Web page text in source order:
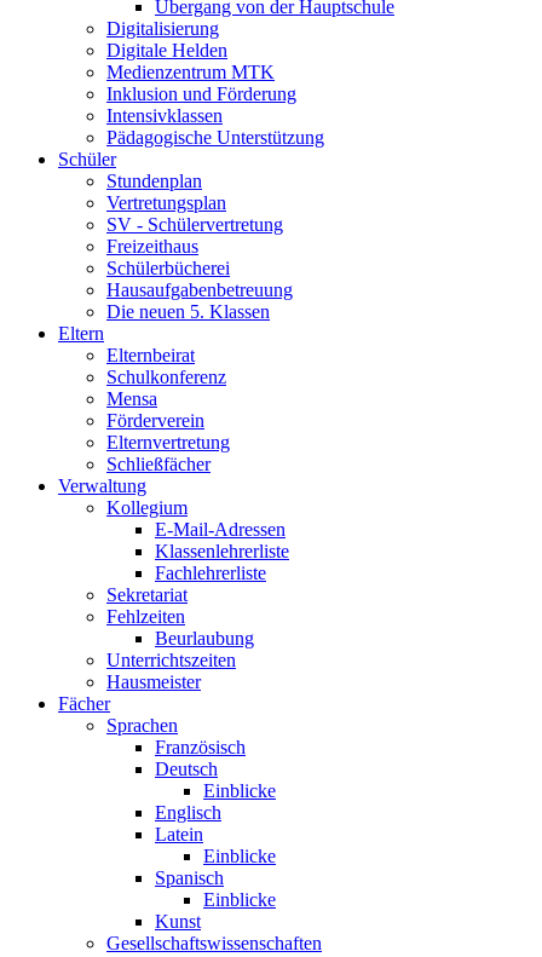
Übergang von der Hauptschule
Digitalisierung
Digitale Helden
Medienzentrum MTK
Inklusion und Förderung
Intensivklassen
Pädagogische Unterstützung
Schüler
Stundenplan
Vertretungsplan
SV - Schülervertretung
Freizeithaus
Schülerbücherei
Hausaufgabenbetreuung
Die neuen 5. Klassen
Eltern
Elternbeirat
Schulkonferenz
Mensa
Förderverein
Elternvertretung
Schließfächer
Verwaltung
Kollegium
E-Mail-Adressen
Klassenlehrerliste
Fachlehrerliste
Sekretariat
Fehlzeiten
Beurlaubung
Unterrichtszeiten
Hausmeister
Fächer
Sprachen
Französisch
Deutsch
Einblicke
Englisch
Latein
Einblicke
Spanisch
Einblicke
Kunst
Gesellschaftswissenschaften